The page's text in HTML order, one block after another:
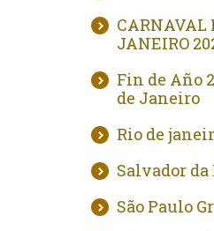
CARNAVAL
JANEIRO
Fin de Año
de Janeiro
Rio de
Salvador
São Paulo